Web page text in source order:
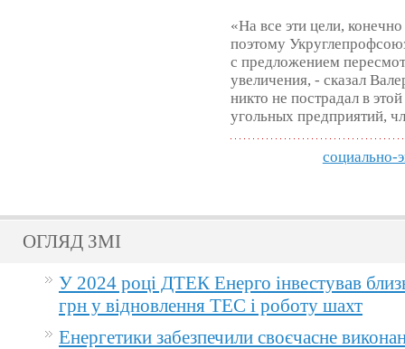
«На все эти цели,
поэтому
с предложением
увеличения, - сказал
никто не пострадал в
угольных предприятий,
социально-
ОГЛЯД ЗМІ
У 2024 році ДТЕК Енерго інвестував
грн у відновлення ТЕС і роботу шахт
Енергетики забезпечили своєчасне